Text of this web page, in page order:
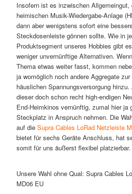
Insofern ist es inzwischen Allgemeingut,
heimischen Musik-Wiedergabe-Anlage
dann aber wenigstens sofort eine
Steckdosenleiste gönnen sollte. Wie in
Produktsegment unseres Hobbies gibt
weniger unvernünftige Alternativen.
Thema etwas weiter fasst, kommen
ja womöglich noch andere Aggregate
häuslichen Spannungsversorgung
dieser doch schon recht high-endigen
End-Heimkinos vernünftig, zumal hier ja
Steckplatz in Anspruch nehmen. Die
auf die Supra Cables LoRad Netzleiste
bietet für sechs Geräte Anschluss, hat
somit für uns äußerst flexibel platzierbar.
Unsere Wahl ohne Qual: Supra Cables
MD06 EU